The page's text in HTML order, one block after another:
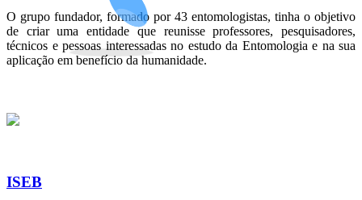
O grupo fundador, formado por 43 entomologistas, tinha o objetivo
de criar uma entidade que reunisse professores, pesquisadores,
técnicos e pessoas interessadas no estudo da Entomologia e na sua
aplicação em benefício da humanidade.
ISEB